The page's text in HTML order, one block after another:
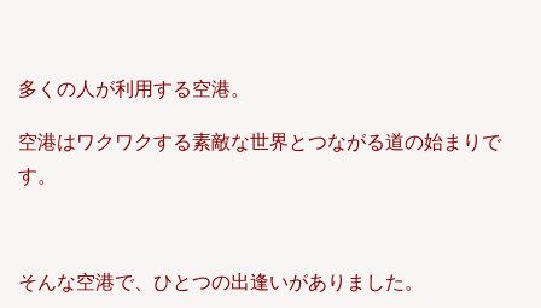
多くの人が利用する空港。
空港はワクワクする素敵な世界とつながる道の始まりで
す。
そんな空港で、ひとつの出逢いがありました。